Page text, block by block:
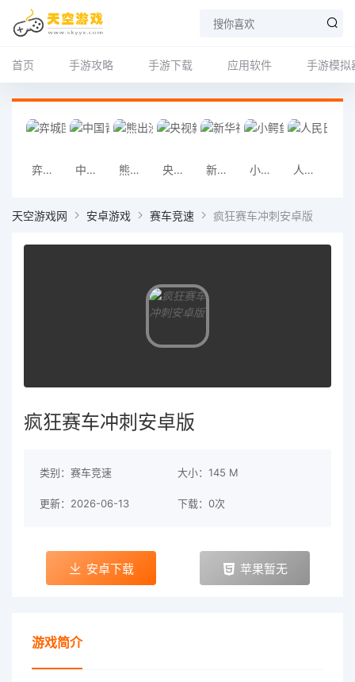
首页 手游攻略 手游下载 应用软件 手游模拟
弈城围棋手机版下载 中国青年报app 熊出没之雪岭熊风手机版下载 央视新闻app 新华社app 小鳄鱼爱洗澡手机版下载 人民日报app
天空游戏网 安卓游戏 赛车竞速 疯狂赛车冲刺安卓版
疯狂赛车冲刺安卓版
类别：赛车竞速 大小：145 M
更新：2026-06-13 下载：0次
安卓下载 苹果暂无
游戏简介